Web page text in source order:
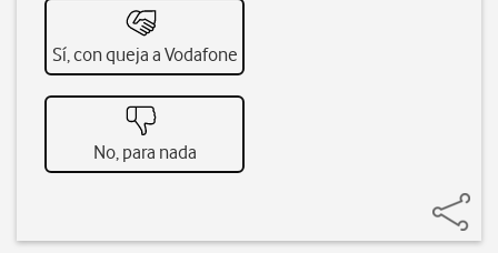
Sí, con queja a Vodafone
No, para nada